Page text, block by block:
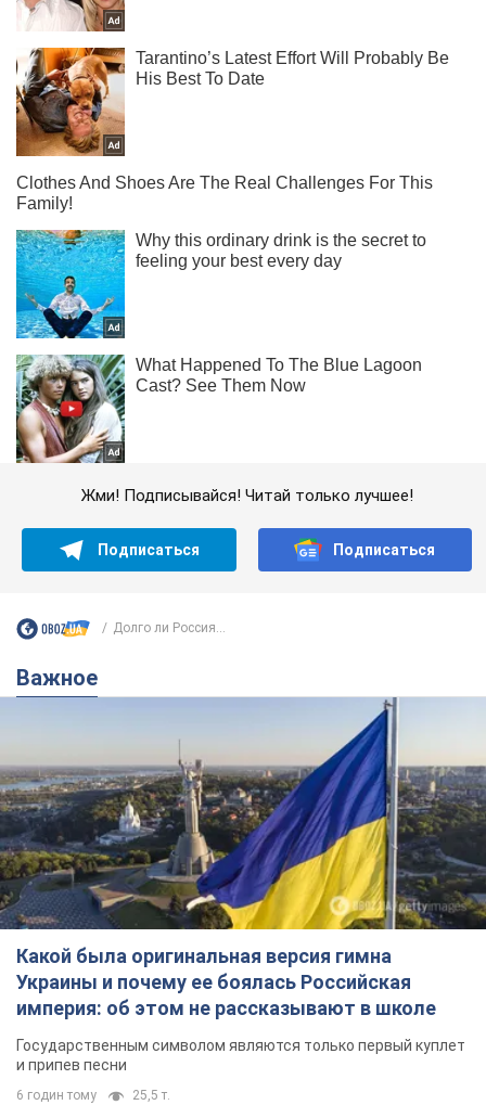
Жми! Подписывайся! Читай только лучшее!
Подписаться Подписаться
Долго ли Россия...
Важное
Какой была оригинальная версия гимна
Украины и почему ее боялась Российская
империя: об этом не рассказывают в школе
Государственным символом являются только первый куплет
и припев песни
6 годин тому 25,5 т.